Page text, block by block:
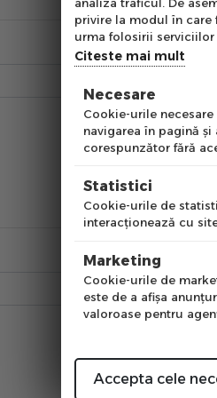
privire la modul în
urma folosirii serviciilor
Citeste mai mult
Necesare
Cookie-urile
navigarea în pagină
corespunzător fără
Statistici
Cookie-urile de
interacţionează cu
Marketing
Cookie-urile de
este de a afişa
valoroase pentru
Accepta cele